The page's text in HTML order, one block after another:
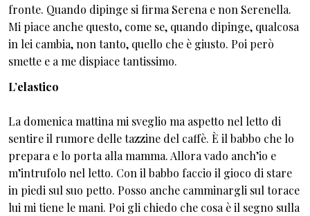
fronte. Quando dipinge si firma Serena e non Serenella.
Mi piace anche questo, come se, quando dipinge, qualcosa
in lei cambia, non tanto, quello che è giusto. Poi però
smette e a me dispiace tantissimo.
L’elastico
La domenica mattina mi sveglio ma aspetto nel letto di
sentire il rumore delle tazzine del caffè. È il babbo che lo
prepara e lo porta alla mamma. Allora vado anch’io e
m’intrufolo nel letto. Con il babbo faccio il gioco di stare
in piedi sul suo petto. Posso anche camminargli sul torace
lui mi tiene le mani. Poi gli chiedo che cosa è il segno sulla